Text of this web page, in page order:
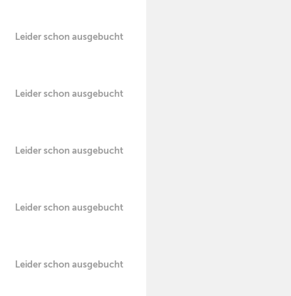
Leider schon ausgebucht
Leider schon ausgebucht
Leider schon ausgebucht
Leider schon ausgebucht
Leider schon ausgebucht